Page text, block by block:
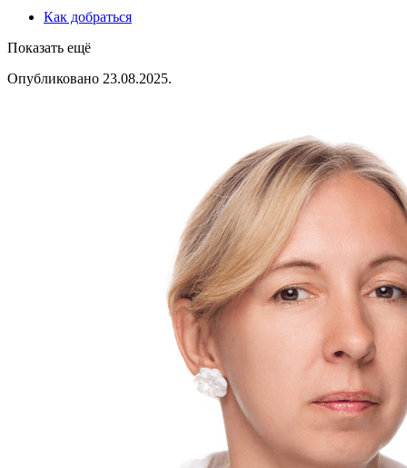
Как добраться
Показать ещё
Опубликовано 23.08.2025.